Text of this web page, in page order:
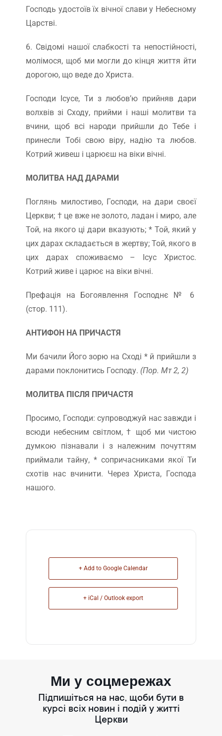
Господь удостоїв їх вічної слави у Небесному
Царстві.
6. Свідомі нашої слабкості та непостійності,
молімося, щоб ми могли до кінця життя йти
дорогою, що веде до Христа.
Господи Ісусе, Ти з любов’ю прийняв дари
волхвів зі Сходу, прийми і наші молитви та
вчини, щоб всі народи прийшли до Тебе і
принесли Тобі свою віру, надію та любов.
Котрий живеш і царюєш на віки вічні.
МОЛИТВА НАД ДАРАМИ
Поглянь милостиво, Господи, на дари своєї
Церкви; † це вже не золото, ладан і миро, але
Той, на якого ці дари вказують; * Той, який у
цих дарах складається в жертву; Той, якого в
цих дарах споживаємо – Ісус Христос.
Котрий живе і царює на віки вічні.
Префація на Богоявлення Господнє № 6
(стор. 111).
АНТИФОН НА ПРИЧАСТЯ
Ми бачили Його зорю на Сході * й прийшли з
дарами поклонитись Господу. (Пор. Мт 2, 2)
МОЛИТВА ПІСЛЯ ПРИЧАСТЯ
Просимо, Господи: супроводжуй нас завжди і
всюди небесним світлом, † щоб ми чистою
думкою пізнавали і з належним почуттям
приймали тайну, * сопричасниками якої Ти
схотів нас вчинити. Через Христа, Господа
нашого.
+ Add to Google Calendar
+ iCal / Outlook export
Ми у соцмережах
Підпишіться на нас, щоби бути в
курсі всіх новин і подій у житті
Церкви